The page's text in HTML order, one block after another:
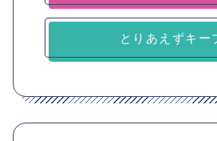
とりあえずキー